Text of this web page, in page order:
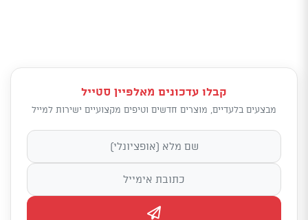
קבלו עדכונים מאלפיין סטייל
מבצעים בלעדיים, מוצרים חדשים וטיפים מקצועיים ישירות למייל